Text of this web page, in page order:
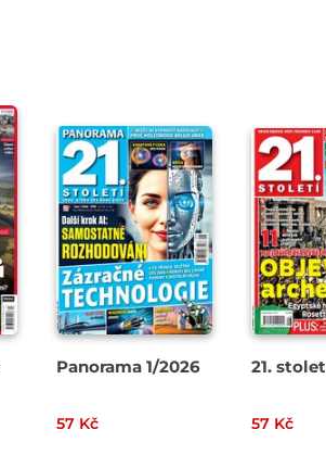
Panorama 1/2026
57 Kč
21.
57 Kč